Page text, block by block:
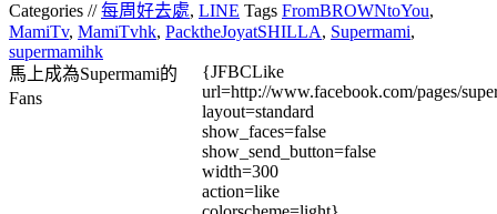
Categories //每周好去處, LINE Tags FromBROWNtoYou,
MamiTv, MamiTvhk, PacktheJoyatSHILLA, Supermami,
supermamihk
馬上成為Supermami的
Fans
{JFBCLike
url=http://www.facebook.com/pages/
layout=standard
show_faces=false
show_send_button=false
width=300
action=like